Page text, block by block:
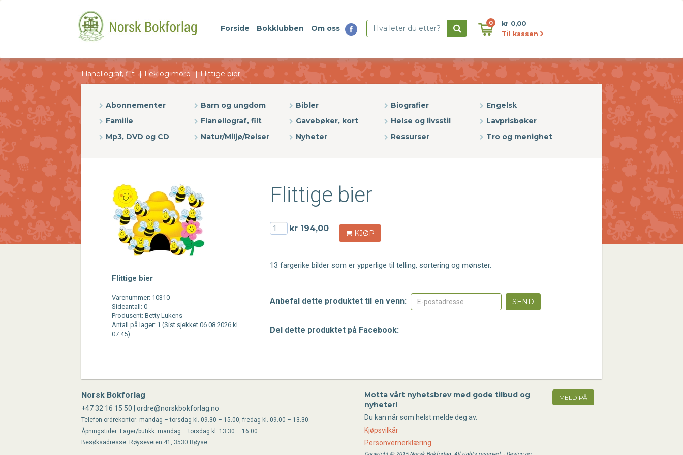
Forside Bokklubben Om oss
0
kr 0,00
Til kassen
Flanellograf, filt Lek og moro Flittige bier
Abonnementer Barn og ungdom Bibler Biografier
Engelsk
Familie
Flanellograf, filt Gavebøker, kort Helse og livsstil
Lavprisbøker
Mp3, DVD og CD
Natur/Miljø/Reiser Nyheter Ressurser Tro og menighet
Flittige bier
Varenummer: 10310
Sideantall: 0
Produsent: Betty Lukens
Antall på lager: 1 (Sist sjekket 06.08.2026 kl
07:45)
Flittige bier
kr 194,00
KJØP
13 fargerike bilder som er ypperlige til telling, sortering og mønster.
Anbefal dette produktet til en venn: SEND
Del dette produktet på Facebook:
Norsk Bokforlag
+47 32 16 15 50 | ordre@norskbokforlag.no
Telefon ordrekontor: mandag – torsdag kl. 09.30 – 15.00, fredag kl. 09.00 – 13.30.
Åpningstider: Lager/butikk: mandag – torsdag kl. 13.30 – 16.00.
Besøksadresse: Røyseveien 41, 3530 Røyse
Motta vårt nyhetsbrev med gode tilbud og
nyheter!
Du kan når som helst melde deg av.
Kjøpsvilkår
Personvernerklæring
MELD PÅ